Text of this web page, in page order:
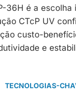
36H é a escolha
CTcP UV
custo-
e
TECNOLOGIAS-